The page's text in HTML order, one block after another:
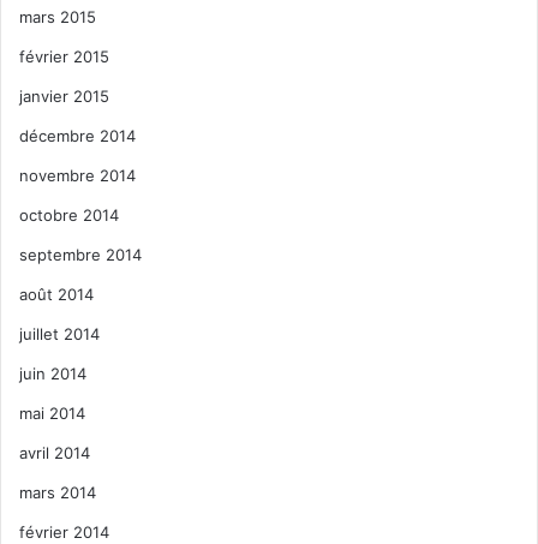
mars 2015
février 2015
janvier 2015
décembre 2014
novembre 2014
octobre 2014
septembre 2014
août 2014
juillet 2014
juin 2014
mai 2014
avril 2014
mars 2014
février 2014